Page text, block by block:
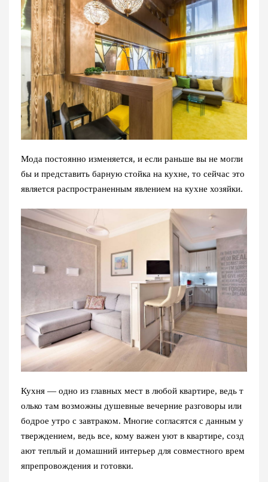
Мода постоянно изменяется, и если раньше вы не могли
бы и представить барную стойка на кухне, то сейчас это
является распространенным явлением на кухне хозяйки.
Кухня — одно из главных мест в любой квартире, ведь т
олько там возможны душевные вечерние разговоры или
бодрое утро с завтраком. Многие согласятся с данным у
тверждением, ведь все, кому важен уют в квартире, созд
ают теплый и домашний интерьер для совместного врем
япрепровождения и готовки.